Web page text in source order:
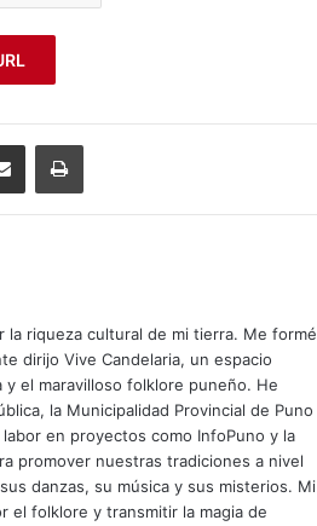
la riqueza cultural de mi tierra. Me formé
dirijo Vive Candelaria, un espacio
y el maravilloso folklore puneño. He
la Municipalidad Provincial de Puno
en proyectos como InfoPuno y la
promover nuestras tradiciones a nivel
danzas, su música y sus misterios. Mi
el folklore y transmitir la magia de